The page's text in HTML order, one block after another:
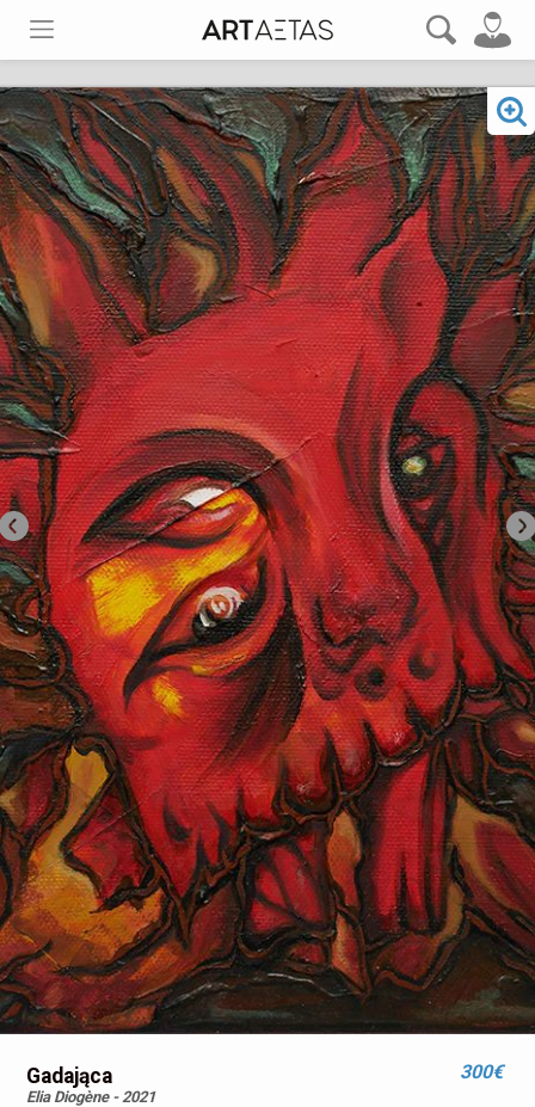
Gadająca
Elia Diogène - 2021
300€